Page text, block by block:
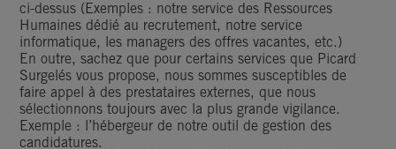
ci-dessus (Exemples : notre service des Ressources
Humaines dédié au recrutement, notre service
informatique, les managers des offres vacantes, etc.)
En outre, sachez que pour certains services que Picard
Surgelés vous propose, nous sommes susceptibles de
faire appel à des prestataires externes, que nous
sélectionnons toujours avec la plus grande vigilance.
Exemple : l’hébergeur de notre outil de gestion des
candidatures.